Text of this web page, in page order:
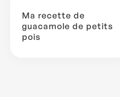
Ma recette de
guacamole de petits
pois